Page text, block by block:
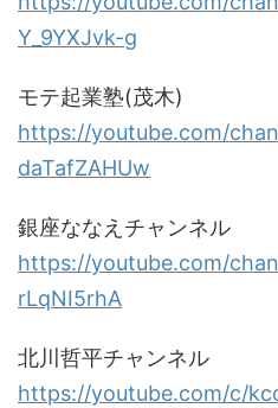
Y_9YXJvk-g
モテ起業塾(茂木)
https://youtube.com/
daTafZAHUw
銀座ななえチャンネル
https://youtube.com/
rLqNI5rhA
北川哲平チャンネル
https://youtube.com/c/